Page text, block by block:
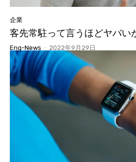
企業
客先常駐って言うほどヤバい
Eng-News - 2022年9月29日